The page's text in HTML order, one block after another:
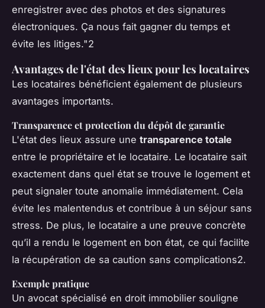
enregistrer avec des photos et des signatures
électroniques. Ça nous fait gagner du temps et
évite les litiges."2
Avantages de l'état des lieux pour les locataires
Les locataires bénéficient également de plusieurs
avantages importants.
Transparence et protection du dépôt de garantie
L'état des lieux assure une transparence totale
entre le propriétaire et le locataire. Le locataire sait
exactement dans quel état se trouve le logement et
peut signaler toute anomalie immédiatement. Cela
évite les malentendus et contribue à un séjour sans
stress. De plus, le locataire a une preuve concrète
qu’il a rendu le logement en bon état, ce qui facilite
la récupération de sa caution sans complications2.
Exemple pratique
Un avocat spécialisé en droit immobilier souligne